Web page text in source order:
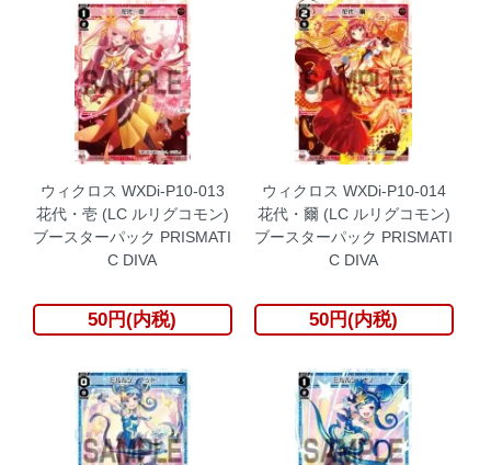
ウィクロス WXDi-P10-013
花代・壱 (LC ルリグコモン)
ブースターパック PRISMATI
C DIVA
50円(内税)
ウィクロス WXDi-P10-014
花代・爾 (LC ルリグコモン)
ブースターパック PRISMATI
C DIVA
50円(内税)